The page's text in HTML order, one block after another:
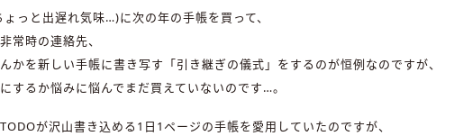
っと出遅れ気味…)に次の年の手帳を買って、
常時の連絡先、
かを新しい手帳に書き写す「引き継ぎの儀式」をするのが恒例なのですが、
するか悩みに悩んでまだ買えていないのです…。
が沢山書き込める1日1ページの手帳を愛用していたのですが、